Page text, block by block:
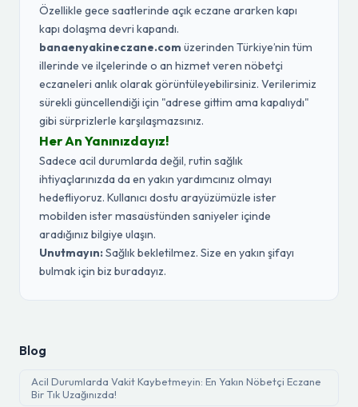
Özellikle gece saatlerinde açık eczane ararken kapı
kapı dolaşma devri kapandı.
banaenyakineczane.com üzerinden Türkiye’nin tüm
illerinde ve ilçelerinde o an hizmet veren nöbetçi
eczaneleri anlık olarak görüntüleyebilirsiniz. Verilerimiz
sürekli güncellendiği için "adrese gittim ama kapalıydı"
gibi sürprizlerle karşılaşmazsınız.
Her An Yanınızdayız!
Sadece acil durumlarda değil, rutin sağlık
ihtiyaçlarınızda da en yakın yardımcınız olmayı
hedefliyoruz. Kullanıcı dostu arayüzümüzle ister
mobilden ister masaüstünden saniyeler içinde
aradığınız bilgiye ulaşın.
Unutmayın:Sağlık bekletilmez. Size en yakın şifayı
bulmak için biz buradayız.
Blog
Acil Durumlarda Vakit Kaybetmeyin: En Yakın Nöbetçi Eczane
Bir Tık Uzağınızda!